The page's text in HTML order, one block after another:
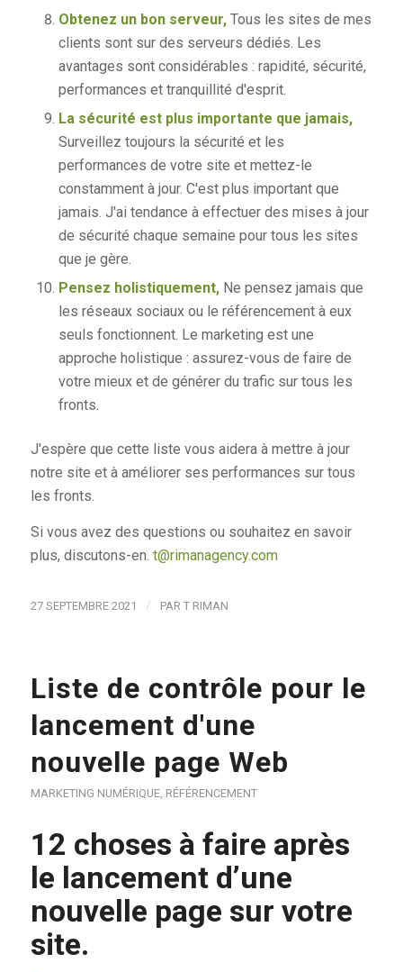
Obtenez un bon serveur,Tous les sites de mes
clients sont sur des serveurs dédiés. Les
avantages sont considérables : rapidité, sécurité,
performances et tranquillité d'esprit.
La sécurité est plus importante que jamais,
Surveillez toujours la sécurité et les
performances de votre site et mettez-le
constamment à jour. C'est plus important que
jamais. J'ai tendance à effectuer des mises à jour
de sécurité chaque semaine pour tous les sites
que je gère.
Pensez holistiquement,Ne pensez jamais que
les réseaux sociaux ou le référencement à eux
seuls fonctionnent. Le marketing est une
approche holistique : assurez-vous de faire de
votre mieux et de générer du trafic sur tous les
fronts.
J'espère que cette liste vous aidera à mettre à jour
notre site et à améliorer ses performances sur tous
les fronts.
Si vous avez des questions ou souhaitez en savoir
plus, discutons-en. t@rimanagency.com
27 SEPTEMBRE 2021 / PAR T RIMAN
Liste de contrôle pour le
lancement d'une
nouvelle page Web
MARKETING NUMÉRIQUE, RÉFÉRENCEMENT
12 choses à faire après
le lancement d’une
nouvelle page sur votre
site.